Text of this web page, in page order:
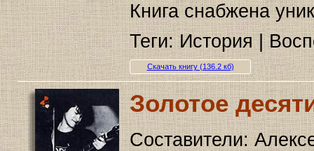
Книга снабжена
Теги: История |
Скачать книгу (136.2 кб)
Золотое
Составители: